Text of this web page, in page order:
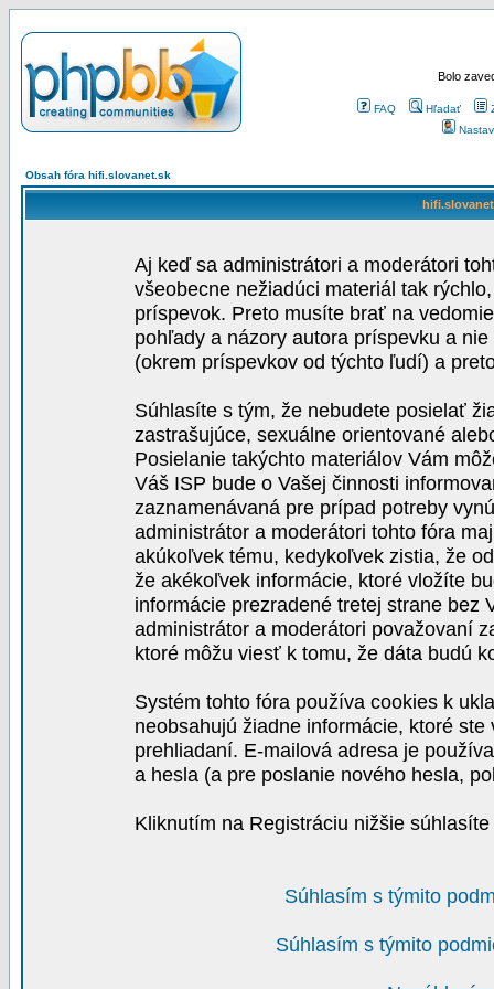
Bolo
FAQ Hľadať
Obsah fóra hifi.slovanet.sk
Aj keď sa administrátori a moderátori
všeobecne nežiadúci materiál tak
príspevok. Preto musíte brať na
pohľady a názory autora príspevku a
(okrem príspevkov od týchto ľudí) a
Súhlasíte s tým, že nebudete posielať
zastrašujúce, sexuálne orientované
Posielanie takýchto materiálov Vám
Váš ISP bude o Vašej činnosti
zaznamenávaná pre prípad potreby
administrátor a moderátori tohto fóra
akúkoľvek tému, kedykoľvek zistia, že
že akékoľvek informácie, ktoré vložíte
informácie prezradené tretej strane bez
administrátor a moderátori považovaní
ktoré môžu viesť k tomu, že dáta budú
Systém tohto fóra používa cookies k
neobsahujú žiadne informácie, ktoré
prehliadaní. E-mailová adresa je
a hesla (a pre poslanie nového hesla,
Kliknutím na Registráciu nižšie
Súhlasím s týmito
Súhlasím s týmito